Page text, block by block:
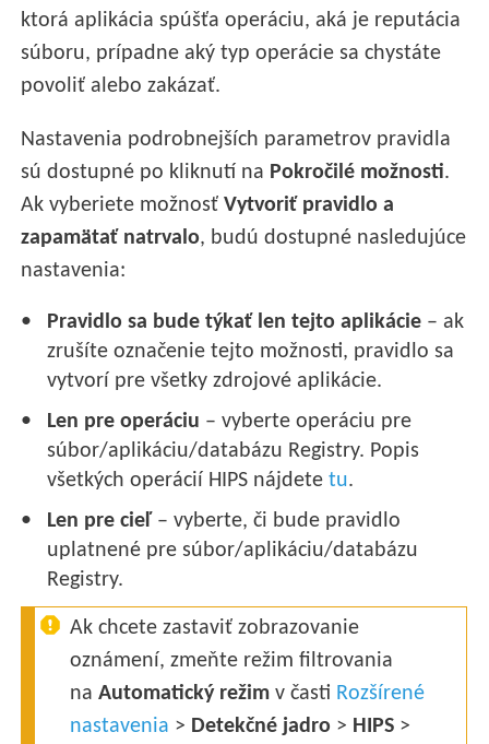
ktorá aplikácia spúšťa operáciu, aká je reputácia
súboru, prípadne aký typ operácie sa chystáte
povoliť alebo zakázať.
Nastavenia podrobnejších parametrov pravidla
sú dostupné po kliknutí na Pokročilé možnosti.
Ak vyberiete možnosťVytvoriť pravidlo a
zapamätať natrvalo, budú dostupné nasledujúce
nastavenia:
Pravidlo sa bude týkať len tejto aplikácie – ak
zrušíte označenie tejto možnosti, pravidlo sa
vytvorí pre všetky zdrojové aplikácie.
Len pre operáciu – vyberte operáciu pre
súbor/aplikáciu/databázu Registry. Popis
všetkých operácií HIPS nájdetetu.
Len pre cieľ – vyberte, či bude pravidlo
uplatnené pre súbor/aplikáciu/databázu
Registry.
Ak chcete zastaviť zobrazovanie
oznámení, zmeňte režim filtrovania
naAutomatický režim v časti Rozšírené
nastavenia > Detekčné jadro > HIPS >